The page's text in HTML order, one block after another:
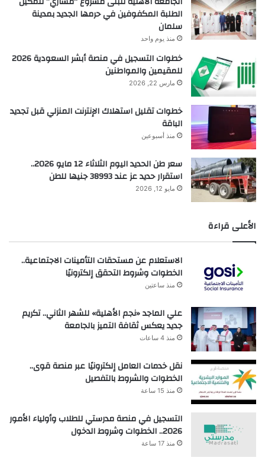
الطلبة المكفوفين في حرمها الجديد بمدينة
سلمان
منذ يوم واحد
خطوات التسجيل في منصة أبشر السعودية 2026
للمقيمين والمواطنين
مارس 22, 2026
خطوات تقليل استهلاك الإنترنت المنزلي قبل تجديد
الباقة
منذ أسبوعين
سعر طن الحديد اليوم الثلاثاء 12 مايو 2026..
استقرار حديد عز عند 38993 جنيها للطن
مايو 12, 2026
الأعلى قراءة
الاستعلام عن مستحقات التأمينات الاجتماعية..
الخطوات وشروط التحقق إلكترونيًا
منذ ساعتين
علي الماجد «نجم الأهلية» للشهر الثاني.. تكريم
جديد يعكس ثقافة التميز بالجامعة
منذ 4 ساعات
نقل خدمات العامل إلكترونيًا عبر منصة قوى..
الخطوات والشروط بالتفصيل
منذ 15 ساعة
التسجيل في منصة مدرستي للطلاب وأولياء الأمور
2026.. الخطوات وشروط الدخول
منذ 17 ساعة